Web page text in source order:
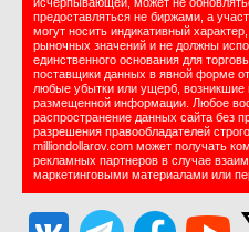
предоставляться не биржами, а
могут носить индикативный
рыночных значений и не должны
единственного основания для
поставщики данных в явной форме
любые убытки или ущерб, возникшие
размещенной информации. Любое
распространение данных сайта без
разрешения правообладателей
milliondollarov.com может получать
рекламных партнеров в случае
маркетинговыми материалами или